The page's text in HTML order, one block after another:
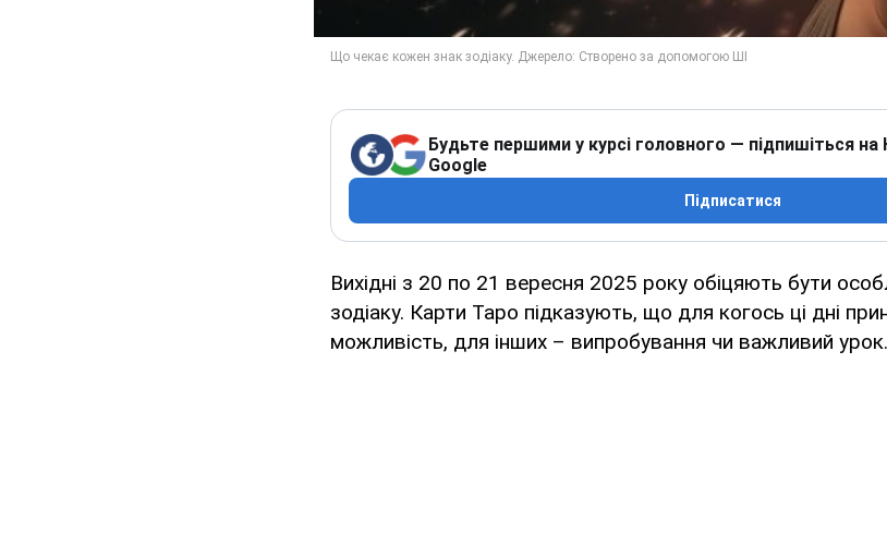
Будьте першими у курсі головного — підпишіться на
Google
Підписатися
Вихідні з 20 по 21 вересня 2025 року обіцяють бути
зодіаку. Карти Таро підказують, що для когось ці дні
можливість, для інших – випробування чи важливий урок.